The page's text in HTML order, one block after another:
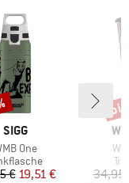
MARKE
SIGG
One
Preis
€reduzierter Preis
19,51 € 34,95